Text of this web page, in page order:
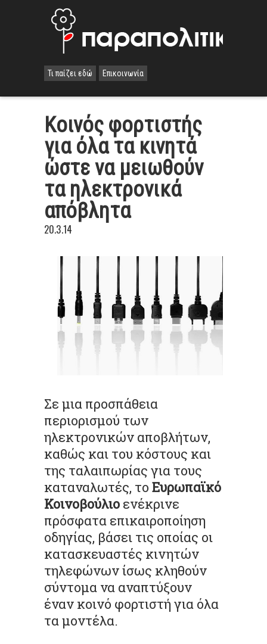
Τι παίζει εδώ Επικοινωνία
Κοινός φορτιστής
για όλα τα κινητά
ώστε να μειωθούν
τα ηλεκτρονικά
απόβλητα
20.3.14
Σε μια προσπάθεια
περιορισμού των
ηλεκτρονικών αποβλήτων,
καθώς και του κόστους και
της ταλαιπωρίας για τους
καταναλωτές, το Ευρωπαϊκό
Κοινοβούλιο ενέκρινε
πρόσφατα επικαιροποίηση
οδηγίας, βάσει τις οποίας οι
κατασκευαστές κινητών
τηλεφώνων ίσως κληθούν
σύντομα να αναπτύξουν
έναν κοινό φορτιστή για όλα
τα μοντέλα.